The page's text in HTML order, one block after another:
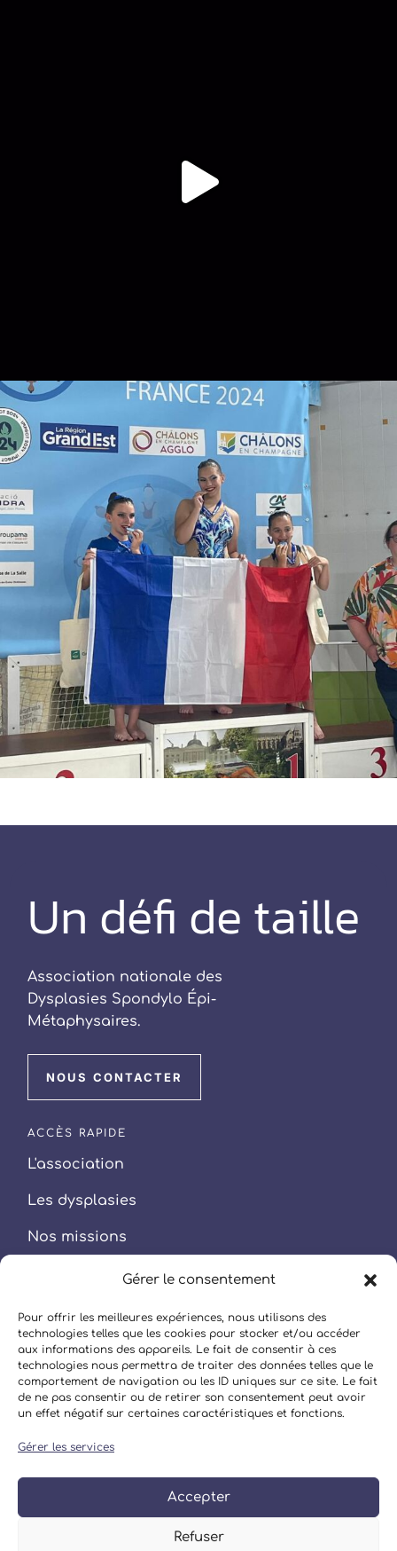
Gérer le consentement
Pour offrir les meilleures expériences, nous utilisons des
technologies telles que les cookies pour stocker et/ou accéder
aux informations des appareils. Le fait de consentir à ces
technologies nous permettra de traiter des données telles que le
comportement de navigation ou les ID uniques sur ce site. Le fait
de ne pas consentir ou de retirer son consentement peut avoir
un effet négatif sur certaines caractéristiques et fonctions.
Gérer les services
Accepter
Refuser
Un défi de taille
Association nationale des
Dysplasies Spondylo Épi-
Métaphysaires.
NOUS CONTACTER
ACCÈS RAPIDE
L'association
Les dysplasies
Nos missions
Vos droits & Questions
ADHÉSION / DON
Vous souhaitez nous soutenir par une
adhésion à l'association ou un don